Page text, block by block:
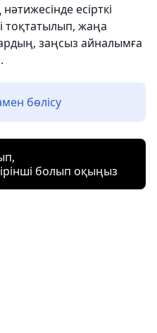
есірткі
тоқтатылып, жаңа
заңсыз айналымға
бөлісу
болып оқыңыз